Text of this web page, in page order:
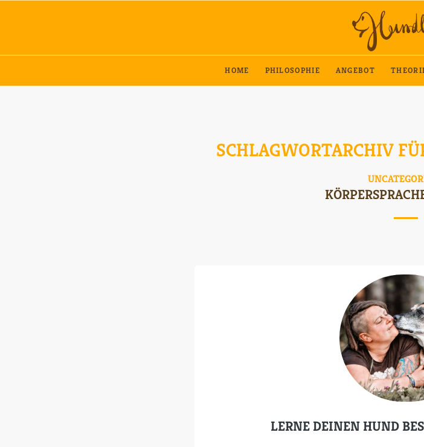
HOME PHILOSOPHIE ANGEBOT
SCHLAGWORTARCHIV
LERNE DEINEN HUND